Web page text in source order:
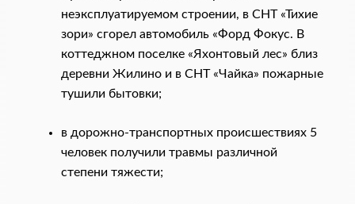
неэксплуатируемом строении, в СНТ «Тихие
зори» сгорел автомобиль «Форд Фокус. В
коттеджном поселке «Яхонтовый лес» близ
деревни Жилино и в СНТ «Чайка» пожарные
тушили бытовки;
в дорожно-транспортных происшествиях 5
человек получили травмы различной
степени тяжести;